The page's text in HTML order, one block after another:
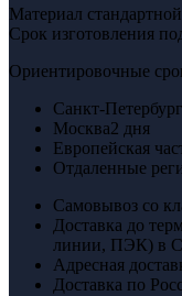
Материал
Срок изготовления
Ориентировочные
Санкт-Петербург
Москва2 дня
Европейская
Отдаленные
Самовывоз со
Доставка до
линии, ПЭК) в
Адресная
Доставка по